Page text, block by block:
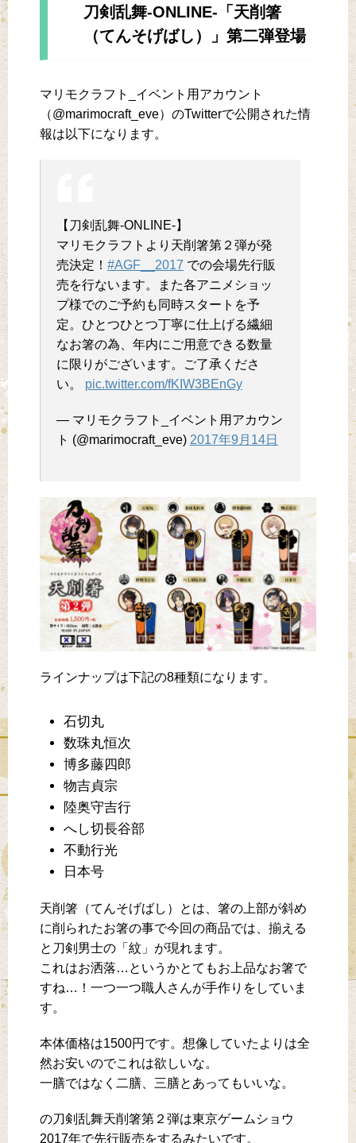
刀剣乱舞-ONLINE-「天削箸
（てんそげばし）」第二弾登場
マリモクラフト_イベント用アカウント‏
（@marimocraft_eve）のTwitterで公開された情
報は以下になります。
【刀剣乱舞-ONLINE-】
マリモクラフトより天削箸第２弾が発
売決定！ #AGF__2017 での会場先行販
売を行ないます。また各アニメショッ
プ様でのご予約も同時スタートを予
定。ひとつひとつ丁寧に仕上げる繊細
なお箸の為、年内にご用意できる数量
に限りがございます。ご了承くださ
い。 pic.twitter.com/fKIW3BEnGy
— マリモクラフト_イベント用アカウン
ト (@marimocraft_eve) 2017年9月14日
ラインナップは下記の8種類になります。
石切丸
数珠丸恒次
博多藤四郎
物吉貞宗
陸奥守吉行
へし切長谷部
不動行光
日本号
天削箸（てんそげばし）とは、箸の上部が斜め
に削られたお箸の事で今回の商品では、揃える
と刀剣男士の「紋」が現れます。
これはお洒落…というかとてもお上品なお箸で
すね…！一つ一つ職人さんが手作りをしていま
す。
本体価格は1500円です。想像していたよりは全
然お安いのでこれは欲しいな。
一膳ではなく二膳、三膳とあってもいいな。
の刀剣乱舞天削箸第２弾は東京ゲームショウ
2017年で先行販売をするみたいです。